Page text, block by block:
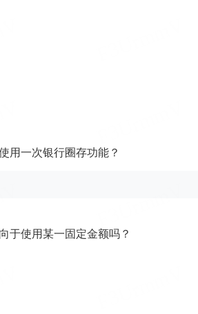
用一次银行圈存功能？
于使用某一固定金额吗？